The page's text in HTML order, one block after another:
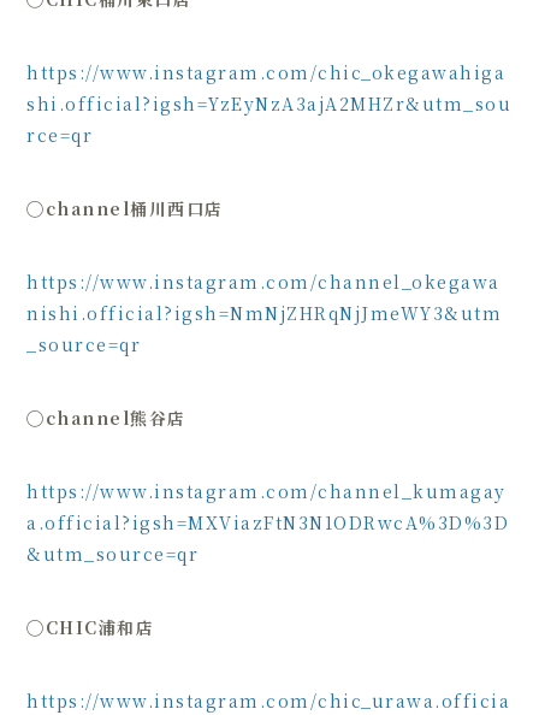
https://www.instagram.com/chic_okegawahiga
shi.official?igsh=YzEyNzA3ajA2MHZr&utm_sou
rce=qr
◯channel桶川西口店
https://www.instagram.com/channel_okegawa
nishi.official?igsh=NmNjZHRqNjJmeWY3&utm
_source=qr
◯channel熊谷店
https://www.instagram.com/channel_kumagay
a.official?igsh=MXViazFtN3N1ODRwcA%3D%3D
&utm_source=qr
◯CHIC浦和店
https://www.instagram.com/chic_urawa.officia